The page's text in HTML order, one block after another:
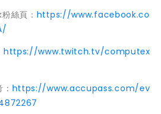
絲頁： https://www.facebook.co
https://www.twitch.tv/computex
https://www.accupass.com/ev